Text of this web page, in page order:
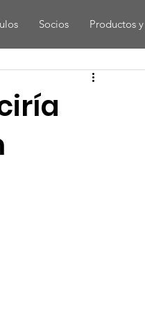
Socios Productos